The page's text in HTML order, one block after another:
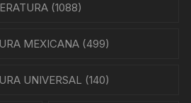
(1088)
MEXICANA(499)
UNIVERSAL (140)